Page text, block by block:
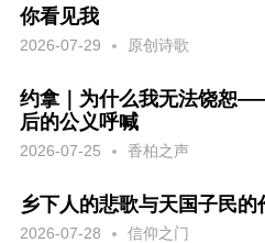
你看见我
2026-07-29 原创诗歌
约拿｜为什么我无法饶恕
后的公义呼喊
2026-07-25 香柏之声
乡下人的悲歌与天国子民的
2026-07-28 信仰之门